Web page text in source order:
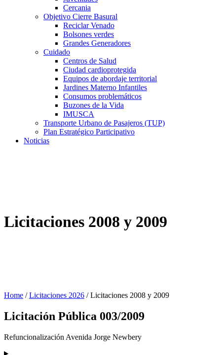
Cercania
Objetivo Cierre Basural
Reciclar Venado
Bolsones verdes
Grandes Generadores
Cuidado
Centros de Salud
Ciudad cardioprotegida
Equipos de abordaje territorial
Jardines Materno Infantiles
Consumos problemáticos
Buzones de la Vida
IMUSCA
Transporte Urbano de Pasajeros (TUP)
Plan Estratégico Participativo
Noticias
Licitaciones 2008 y 2009
Home /Licitaciones 2026 /Licitaciones 2008 y 2009
Licitación Pública 003/2009
Refuncionalización Avenida Jorge Newbery